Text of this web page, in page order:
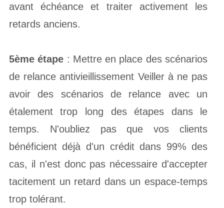
avant échéance et traiter activement les
retards anciens.
5ème étape : Mettre en place des scénarios
de relance antivieillissement Veiller à ne pas
avoir des scénarios de relance avec un
étalement trop long des étapes dans le
temps. N'oubliez pas que vos clients
bénéficient déjà d'un crédit dans 99% des
cas, il n'est donc pas nécessaire d'accepter
tacitement un retard dans un espace-temps
trop tolérant.